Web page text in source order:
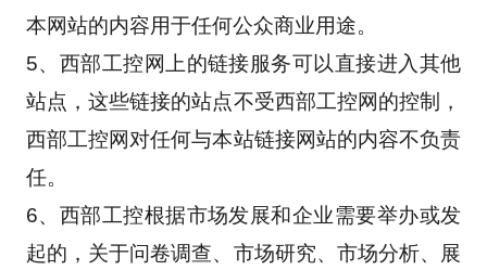
本网站的内容用于任何公众商业用途。
5、西部工控网上的链接服务可以直接进入其他
站点，这些链接的站点不受西部工控网的控制，
西部工控网对任何与本站链接网站的内容不负责
任。
6、西部工控根据市场发展和企业需要举办或发
起的，关于问卷调查、市场研究、市场分析、展